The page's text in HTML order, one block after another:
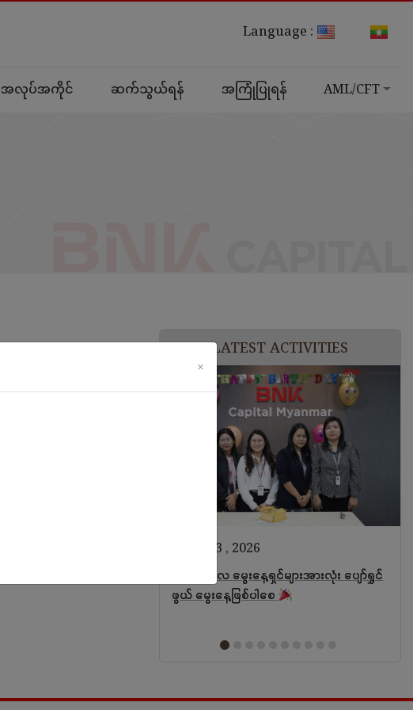
Language :
အလုပ်အကိုင် ဆက်သွယ်ရန် အကြုံပြုရန် AML/CFT
LATEST ACTIVITIES
ဩဂုတ် 3 , 2026
ဇူလိုင်လ မွေးနေ့ရှင်များအားလုံး ပျော်ရွှင်
ဖွယ် မွေးနေ့ဖြစ်ပါစေ
×